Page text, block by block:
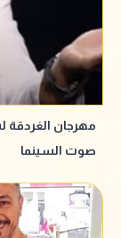
مهرجان الغردقة
صوت السينما